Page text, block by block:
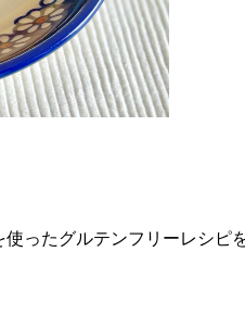
ったグルテンフリーレシピ